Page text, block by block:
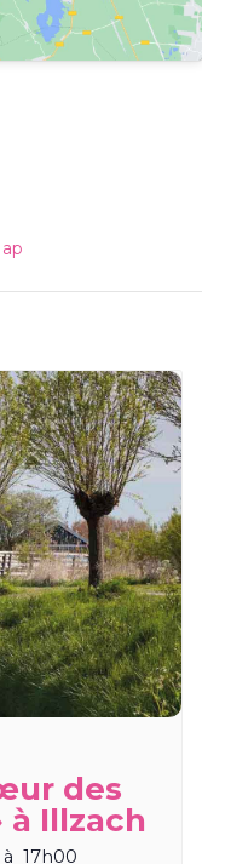
des
à Illzach
à 17h00